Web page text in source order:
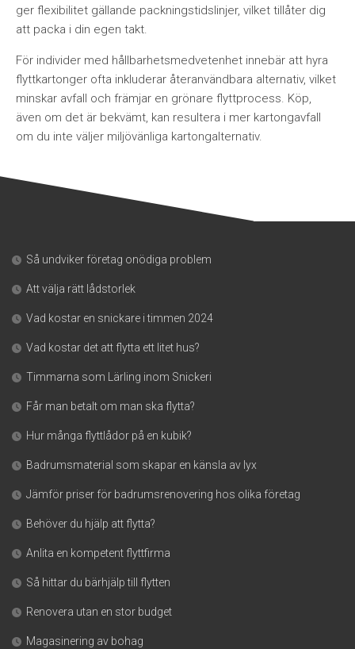
ger flexibilitet gällande packningstidslinjer, vilket tillåter dig
att packa i din egen takt.
För individer med hållbarhetsmedvetenhet innebär att hyra
flyttkartonger ofta inkluderar återanvändbara alternativ, vilket
minskar avfall och främjar en grönare flyttprocess. Köp,
även om det är bekvämt, kan resultera i mer kartongavfall
om du inte väljer miljövänliga kartongalternativ.
Så undviker företag onödiga problem
Att välja rätt lådstorlek
Vad kostar en snickare i timmen 2024
Vad kostar det att flytta ett litet hus?
Timmarna som Lärling inom Snickeri
Får man betalt om man ska flytta?
Hur många flyttlådor på en kubik?
Badrumsmaterial som skapar en känsla av lyx
Jämför priser för badrumsrenovering hos olika företag
Behöver du hjälp att flytta?
Anlita en kompetent flyttfirma
Så hittar du bärhjälp till flytten
Renovera utan en stor budget
Magasinering av bohag